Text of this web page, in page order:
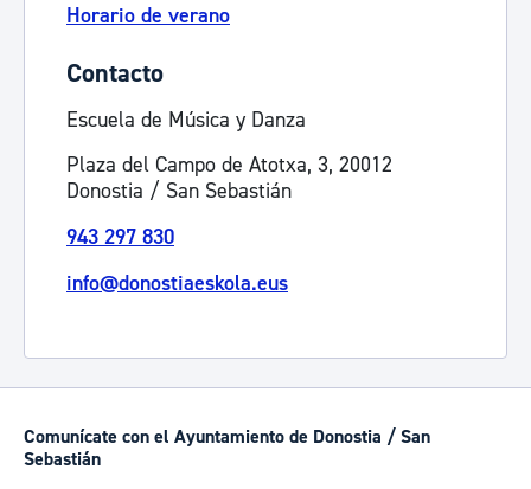
Horario de verano
Contacto
Escuela de Música y Danza
Plaza del Campo de Atotxa, 3, 20012
Donostia / San Sebastián
943 297 830
info@donostiaeskola.eus
Comunícate con el Ayuntamiento de Donostia / San
Sebastián